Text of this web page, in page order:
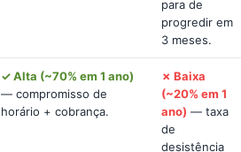
para de
progredir em
3 meses.
✓ Alta (~70% em 1 ano)
— compromisso de
horário + cobrança.
✗ Baixa
(~20% em 1
ano) — taxa
de
desistência